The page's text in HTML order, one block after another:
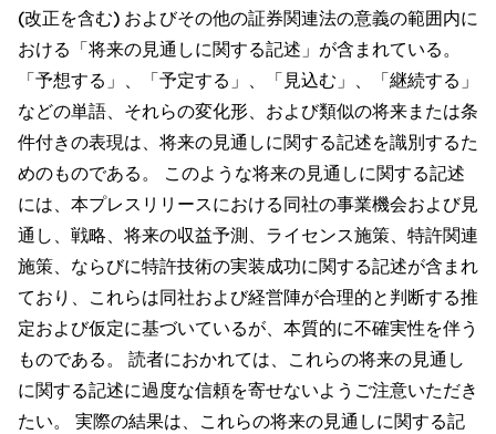
(改正を含む) およびその他の証券関連法の意義の範囲内に
おける「将来の見通しに関する記述」が含まれている。
「予想する」、「予定する」、「見込む」、「継続する」
などの単語、それらの変化形、および類似の将来または条
件付きの表現は、将来の見通しに関する記述を識別するた
めのものである。 このような将来の見通しに関する記述
には、本プレスリリースにおける同社の事業機会および見
通し、戦略、将来の収益予測、ライセンス施策、特許関連
施策、ならびに特許技術の実装成功に関する記述が含まれ
ており、これらは同社および経営陣が合理的と判断する推
定および仮定に基づいているが、本質的に不確実性を伴う
ものである。 読者におかれては、これらの将来の見通し
に関する記述に過度な信頼を寄せないようご注意いただき
たい。 実際の結果は、これらの将来の見通しに関する記